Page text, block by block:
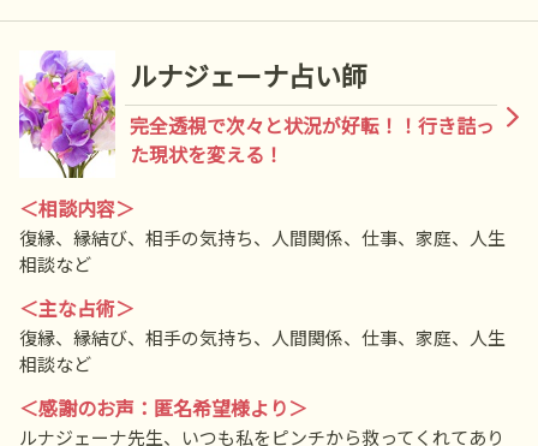
ルナジェーナ占い師
完全透視で次々と状況が好転！！行き詰っ
た現状を変える！
＜相談内容＞
復縁、縁結び、相手の気持ち、人間関係、仕事、家庭、人生
相談など
＜主な占術＞
復縁、縁結び、相手の気持ち、人間関係、仕事、家庭、人生
相談など
＜感謝のお声：匿名希望様より＞
ルナジェーナ先生、いつも私をピンチから救ってくれてあり